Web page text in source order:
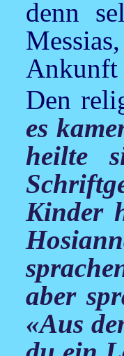
denn
Ankunft
Den
es
heilte
Kinder
aber
«Aus